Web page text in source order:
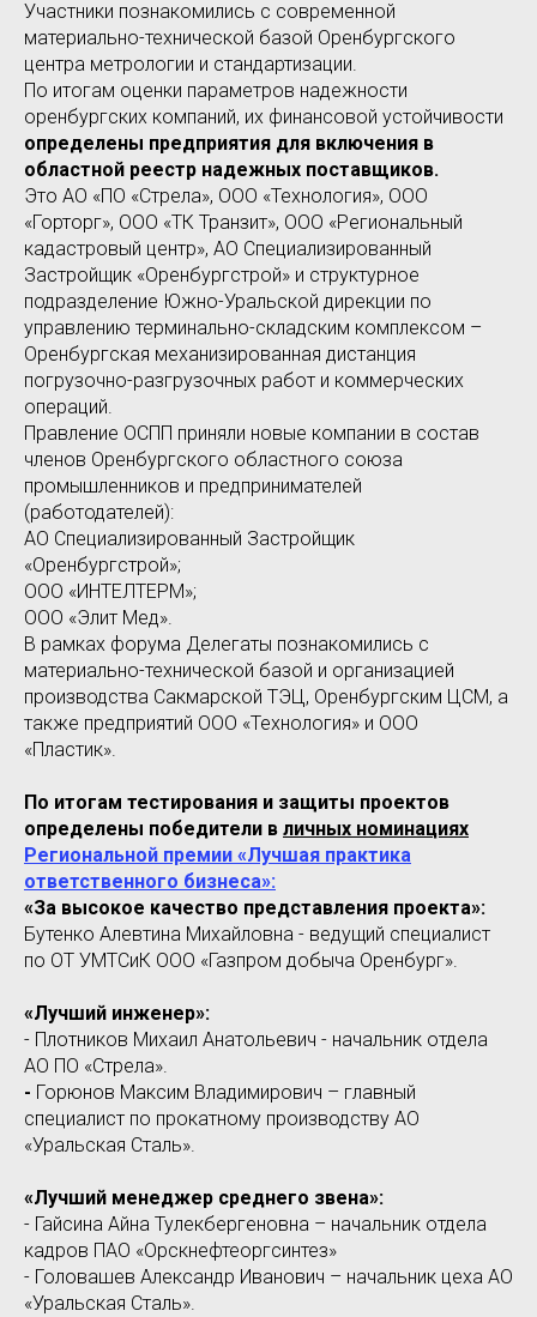
Участники познакомились с современной
материально-технической базой Оренбургского
центра метрологии и стандартизации.
По итогам оценки параметров надежности
оренбургских компаний, их финансовой устойчивости
определены предприятия для включения в
областной реестр надежных поставщиков.
Это АО «ПО «Стрела», ООО «Технология», ООО
«Горторг», ООО «ТК Транзит», ООО «Региональный
кадастровый центр», АО Специализированный
Застройщик «Оренбургстрой» и структурное
подразделение Южно-Уральской дирекции по
управлению терминально-складским комплексом –
Оренбургская механизированная дистанция
погрузочно-разгрузочных работ и коммерческих
операций.
Правление ОСПП приняли новые компании в состав
членов Оренбургского областного союза
промышленников и предпринимателей
(работодателей):
АО Специализированный Застройщик
«Оренбургстрой»;
ООО «ИНТЕЛТЕРМ»;
ООО «Элит Мед».
В рамках форума Делегаты познакомились с
материально-технической базой и организацией
производства Сакмарской ТЭЦ, Оренбургским ЦСМ, а
также предприятий ООО «Технология» и ООО
«Пластик».
По итогам тестирования и защиты проектов
определены победители в личных номинациях
Региональной премии «Лучшая практика
ответственного бизнеса»:
«За высокое качество представления проекта»:
Бутенко Алевтина Михайловна - ведущий специалист
по ОТ УМТСиК ООО «Газпром добыча Оренбург».
«Лучший инженер»:
- Плотников Михаил Анатольевич - начальник отдела
АО ПО «Стрела».
- Горюнов Максим Владимирович – главный
специалист по прокатному производству АО
«Уральская Сталь».
«Лучший менеджер среднего звена»:
- Гайсина Айна Тулекбергеновна – начальник отдела
кадров ПАО «Орскнефтеоргсинтез»
- Головашев Александр Иванович – начальник цеха АО
«Уральская Сталь».